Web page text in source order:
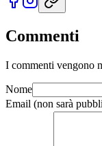
Commenti
I commenti vengono
Nome
Email (non sarà